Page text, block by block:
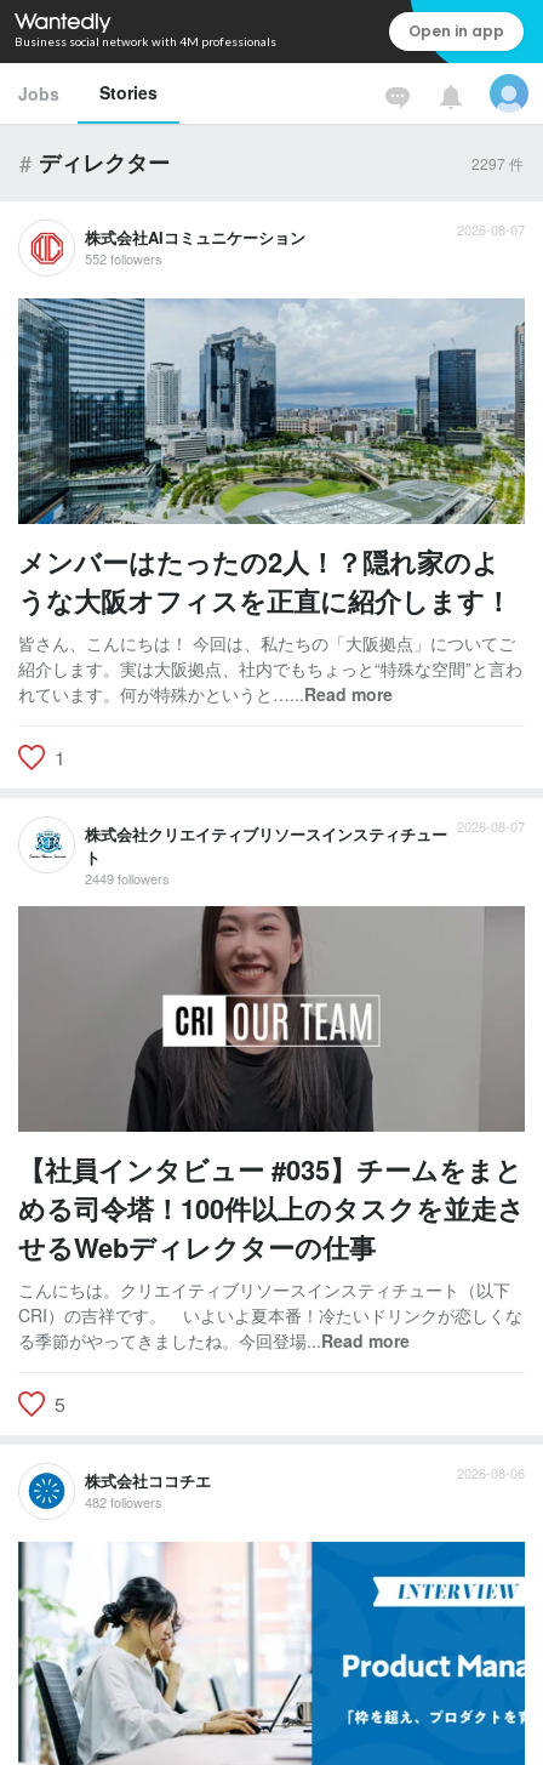
Business social network with 4M professionals Open in app
Jobs Stories
# ディレクター 2297 件
株式会社AIコミュニケーション
552 followers
2026-08-07
メンバーはたったの2人！？隠れ家のよ
うな大阪オフィスを正直に紹介します！
皆さん、こんにちは！ 今回は、私たちの「大阪拠点」についてご
紹介します。実は大阪拠点、社内でもちょっと“特殊な空間”と言わ
れています。何が特殊かというと…...Read more
1
株式会社クリエイティブリソースインスティチュー
ト
2449 followers
2026-08-07
【社員インタビュー #035】チームをまと
める司令塔！100件以上のタスクを並走さ
せるWebディレクターの仕事
こんにちは。クリエイティブリソースインスティチュート（以下
CRI）の吉祥です。 いよいよ夏本番！冷たいドリンクが恋しくな
る季節がやってきましたね。今回登場...Read more
5
株式会社ココチエ
482 followers
2026-08-06